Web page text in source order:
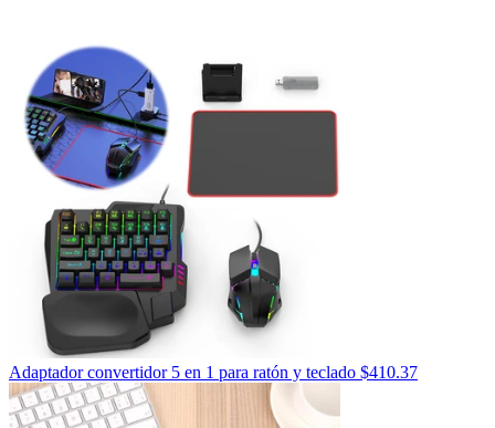
Adaptador convertidor 5 en 1 para ratón y teclado $410.37